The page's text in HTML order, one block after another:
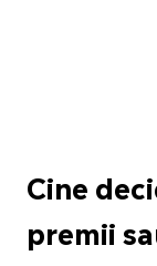
Cine
premii